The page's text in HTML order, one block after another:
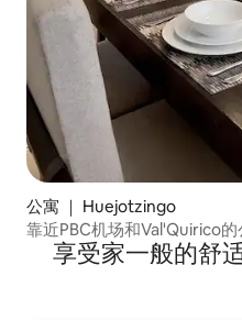
公寓 ｜ Huejotzingo
靠近PBC机场和Val'Quirico的
享受家一般的舒